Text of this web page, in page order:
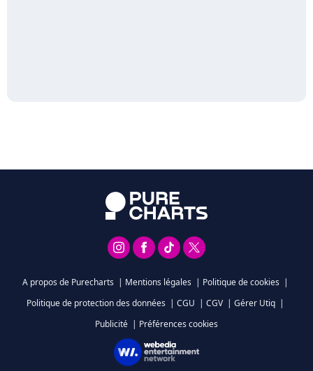
A propos de Purecharts | Mentions légales | Politique de cookies |
Politique de protection des données | CGU | CGV | Gérer Utiq |
Publicité | Préférences cookies